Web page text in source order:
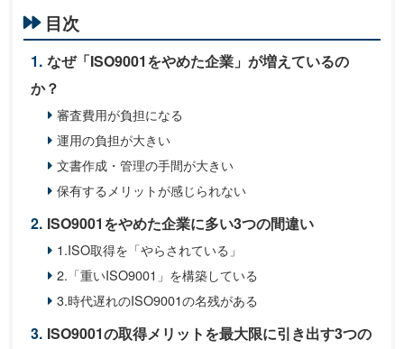
目次
なぜ「ISO9001をやめた企業」が増えているの
か？
審査費用が負担になる
運用の負担が大きい
文書作成・管理の手間が大きい
保有するメリットが感じられない
ISO9001をやめた企業に多い3つの間違い
1.ISO取得を「やらされている」
2.「重いISO9001」を構築している
3.時代遅れのISO9001の名残がある
ISO9001の取得メリットを最大限に引き出す3つの